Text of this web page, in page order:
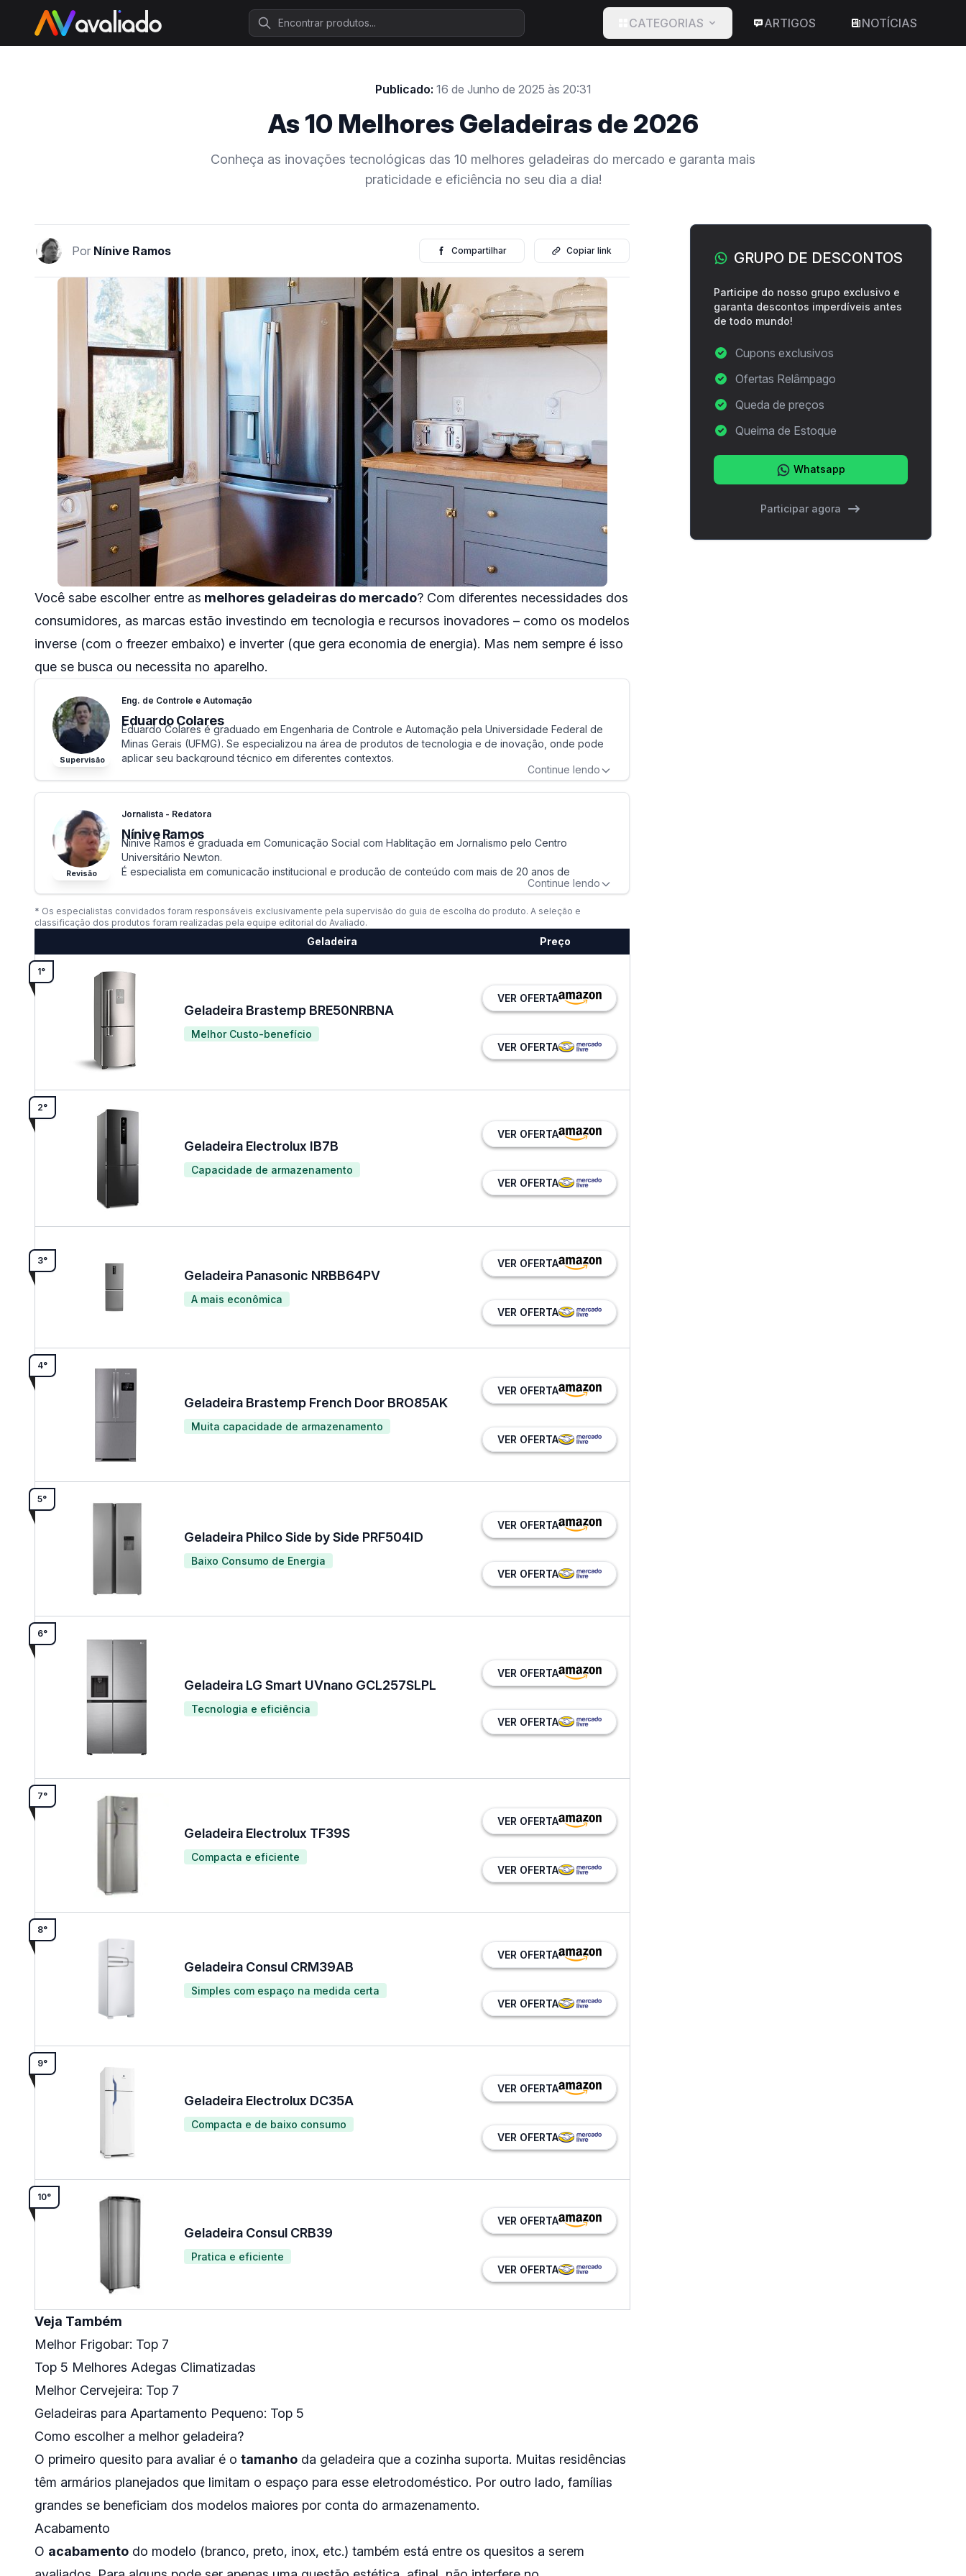
Procurar
CATEGORIAS ARTIGOS NOTÍCIAS
Publicado: 16 de Junho de 2025 às 20:31
As 10 Melhores Geladeiras de 2026
Conheça as inovações tecnológicas das 10 melhores geladeiras do mercado e garanta mais
praticidade e eficiência no seu dia a dia!
Por Nínive Ramos Compartilhar Copiar link
Você sabe escolher entre as melhores geladeiras do mercado? Com diferentes necessidades dos
consumidores, as marcas estão investindo em tecnologia e recursos inovadores – como os modelos
inverse (com o freezer embaixo) e inverter (que gera economia de energia). Mas nem sempre é isso
que se busca ou necessita no aparelho.
Supervisão
Eng. de Controle e Automação
Eduardo Colares
Eduardo Colares é graduado em Engenharia de Controle e Automação pela Universidade Federal de
Minas Gerais (UFMG). Se especializou na área de produtos de tecnologia e de inovação, onde pode
aplicar seu background técnico em diferentes contextos.
Continue lendo
Revisão
Jornalista - Redatora
Nínive Ramos
Nínive Ramos é graduada em Comunicação Social com Hablitação em Jornalismo pelo Centro
Universitário Newton.
É especialista em comunicação institucional e produção de conteúdo com mais de 20 anos de
Perfil de Nínive Ramos
Continue lendo
* Os especialistas convidados foram responsáveis exclusivamente pela supervisão do guia de escolha do produto. A seleção e
classificação dos produtos foram realizadas pela equipe editorial do Avaliado.
Geladeira Preço
1°
Geladeira Brastemp BRE50NRBNA
Melhor Custo-benefício
VER OFERTA
VER OFERTA
2°
Geladeira Electrolux IB7B
Capacidade de armazenamento
VER OFERTA
VER OFERTA
3°
Geladeira Panasonic NRBB64PV
A mais econômica
VER OFERTA
VER OFERTA
4°
Geladeira Brastemp French Door BRO85AK
Muita capacidade de armazenamento
VER OFERTA
VER OFERTA
5°
Geladeira Philco Side by Side PRF504ID
Baixo Consumo de Energia
VER OFERTA
VER OFERTA
6°
Geladeira LG Smart UVnano GCL257SLPL
Tecnologia e eficiência
VER OFERTA
VER OFERTA
7°
Geladeira Electrolux TF39S
Compacta e eficiente
VER OFERTA
VER OFERTA
8°
Geladeira Consul CRM39AB
Simples com espaço na medida certa
VER OFERTA
VER OFERTA
9°
Geladeira Electrolux DC35A
Compacta e de baixo consumo
VER OFERTA
VER OFERTA
10°
Geladeira Consul CRB39
Pratica e eficiente
VER OFERTA
VER OFERTA
Veja Também
Melhor Frigobar: Top 7
Top 5 Melhores Adegas Climatizadas
Melhor Cervejeira: Top 7
Geladeiras para Apartamento Pequeno: Top 5
Como escolher a melhor geladeira?
O primeiro quesito para avaliar é o tamanho da geladeira que a cozinha suporta. Muitas residências
têm armários planejados que limitam o espaço para esse eletrodoméstico. Por outro lado, famílias
grandes se beneficiam dos modelos maiores por conta do armazenamento.
Acabamento
O acabamento do modelo (branco, preto, inox, etc.) também está entre os quesitos a serem
Barra lateral
GRUPO DE DESCONTOS
Participe do nosso grupo exclusivo e
garanta descontos imperdíveis antes
de todo mundo!
Cupons exclusivos
Ofertas Relâmpago
Queda de preços
Queima de Estoque
Whatsapp
Participar agora